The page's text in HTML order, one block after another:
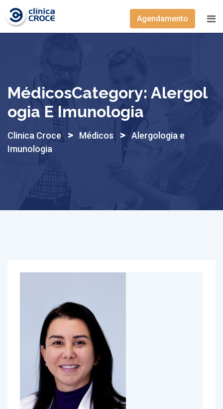
Skip
to
content
Agendamento
MédicosCategory: Alergol
Ogia E Imunologia
Clinica Croce > Médicos > Alergologia e
Imunologia